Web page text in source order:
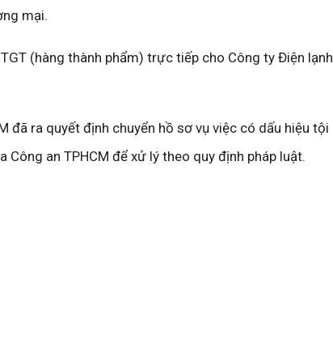
mại.
(hàng thành phẩm) trực tiếp cho Công ty Điện lạnh
đã ra quyết định chuyển hồ sơ vụ việc có dấu hiệu tội
Công an TPHCM để xử lý theo quy định pháp luật.